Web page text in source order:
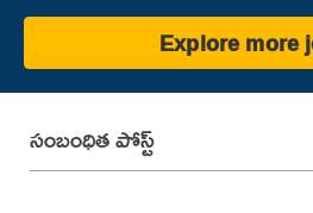
Explore more
సంబంధిత పోస్ట్